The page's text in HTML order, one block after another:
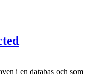
i en databas och som